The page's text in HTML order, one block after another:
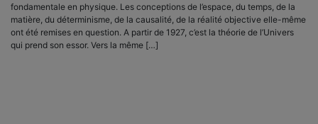
fondamentale en physique. Les conceptions de l’espace, du temps, de la
matière, du déterminisme, de la causalité, de la réalité objective elle-même
ont été remises en question. A partir de 1927, c’est la théorie de l’Univers
qui prend son essor. Vers la même […]